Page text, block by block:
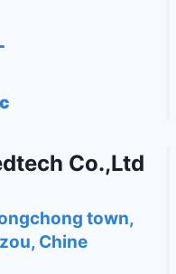
Co.,Ltd
town,
Chine